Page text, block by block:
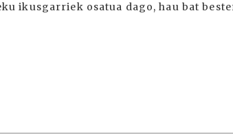
ikusgarriek osatua dago, hau bat